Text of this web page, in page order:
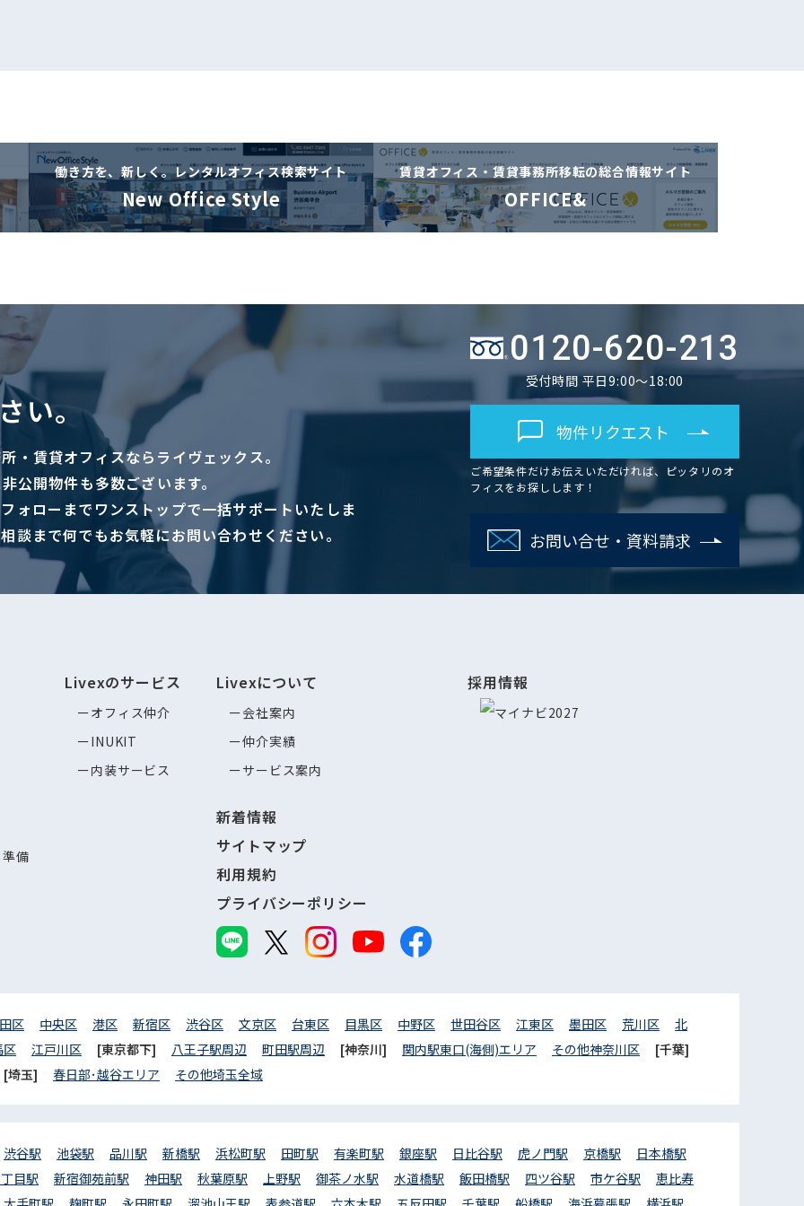
働き方を、新しく。レンタルオフィス検索サイト
New Office Style
賃貸オフィス・賃貸事務所移転の総合情報サイト
OFFICE&
い。
・賃貸オフィスならライヴェックス。
公開物件も多数ございます。
ォローまでワンストップで一括サポートいたしま
談まで何でもお気軽にお問い合わせください。
0120-620-213
受付時間 平日9:00～18:00
物件リクエスト
ご希望条件だけお伝えいただければ、ピッタリのオ
フィスをお探しします！
お問い合せ・資料請求
備
Livexのサービス
オフィス仲介
INUKIT
内装サービス
Livexについて
会社案内
仲介実績
サービス案内
新着情報
サイトマップ
利用規約
プライバシーポリシー
採用情報
区 中央区 港区 新宿区 渋谷区 文京区 台東区 目黒区 中野区 世田谷区 江東区 墨田区 荒川区
北
区
江戸川区 [東京都下] 八王子駅周辺 町田駅周辺 [神奈川] 関内駅東口(海側)エリア その他神奈川区
[千葉]
[埼玉] 春日部･越谷エリア その他埼玉全域
渋谷駅 池袋駅 品川駅 新橋駅 浜松町駅 田町駅 有楽町駅 銀座駅 日比谷駅 虎ノ門駅 京橋駅
日本橋駅
目駅
新宿御苑前駅 神田駅 秋葉原駅 上野駅 御茶ノ水駅 水道橋駅 飯田橋駅 四ツ谷駅 市ケ谷駅
恵比寿